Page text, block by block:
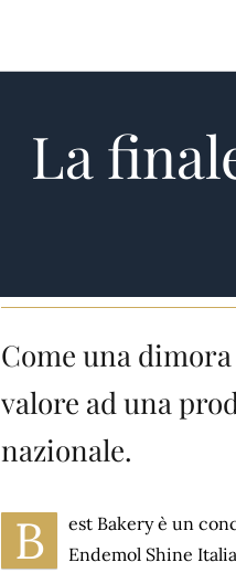
La
Come una
valore ad una
nazionale.
B
est Bakery è un
Endemol Shine